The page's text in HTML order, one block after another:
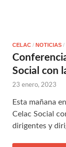
CELAC / NOTICIAS /
Social con
23 enero, 2023
Esta mañana
Celac Social
dirigentes y